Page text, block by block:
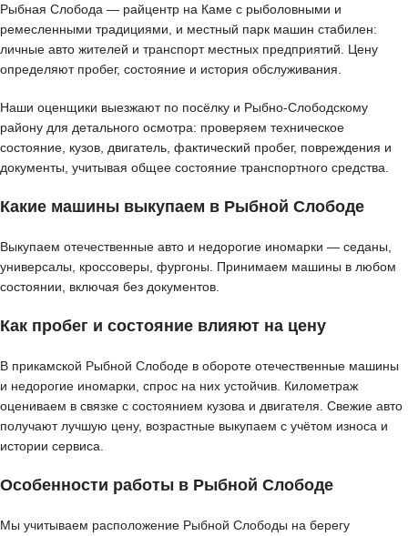
Рыбная Слобода — райцентр на Каме с рыболовными и
ремесленными традициями, и местный парк машин стабилен:
личные авто жителей и транспорт местных предприятий. Цену
определяют пробег, состояние и история обслуживания.
Наши оценщики выезжают по посёлку и Рыбно-Слободскому
району для детального осмотра: проверяем техническое
состояние, кузов, двигатель, фактический пробег, повреждения и
документы, учитывая общее состояние транспортного средства.
Какие машины выкупаем в Рыбной Слободе
Выкупаем отечественные авто и недорогие иномарки — седаны,
универсалы, кроссоверы, фургоны. Принимаем машины в любом
состоянии, включая без документов.
Как пробег и состояние влияют на цену
В прикамской Рыбной Слободе в обороте отечественные машины
и недорогие иномарки, спрос на них устойчив. Километраж
оцениваем в связке с состоянием кузова и двигателя. Свежие авто
получают лучшую цену, возрастные выкупаем с учётом износа и
истории сервиса.
Особенности работы в Рыбной Слободе
Мы учитываем расположение Рыбной Слободы на берегу